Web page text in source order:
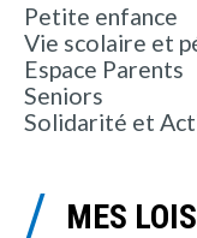
Petite enfance
Vie scolaire et
Espace Parents
Seniors
Solidarité et
MES